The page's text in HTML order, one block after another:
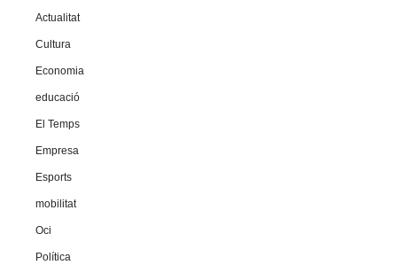
Actualitat
Cultura
Economia
educació
El Temps
Empresa
Esports
mobilitat
Oci
Política